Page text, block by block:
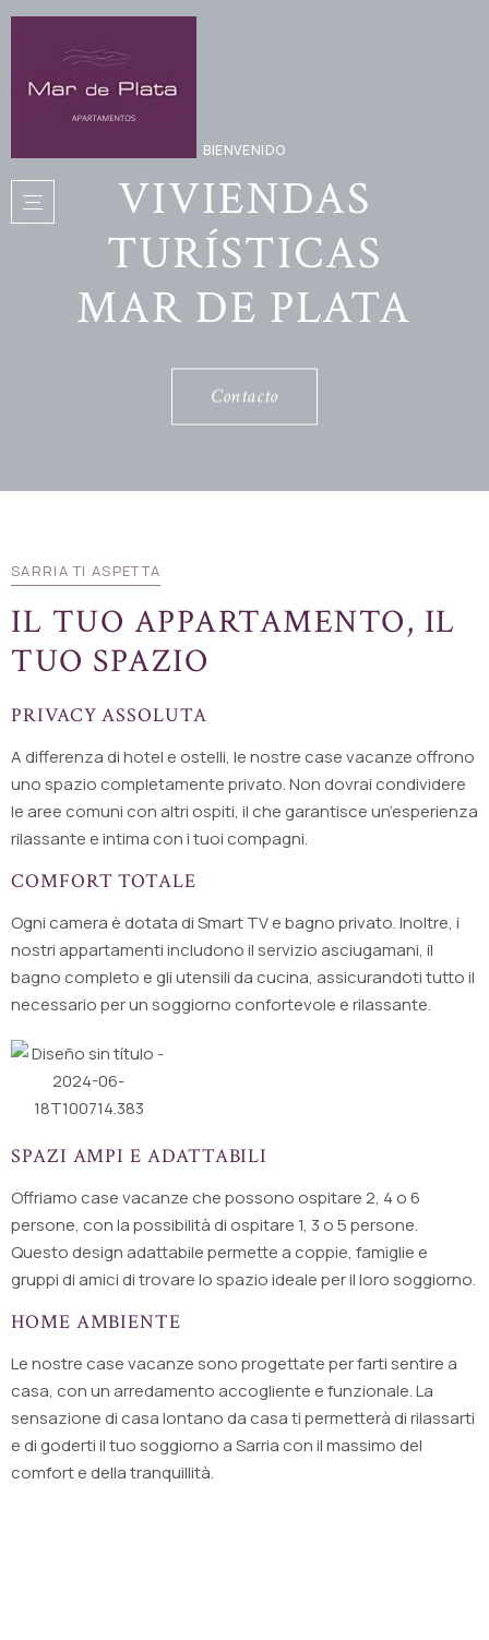
BIENVENIDO
VIVIENDAS
TURÍSTICAS
MAR DE PLATA
Contacto
SARRIA TI ASPETTA
IL TUO APPARTAMENTO, IL
TUO SPAZIO
PRIVACY ASSOLUTA
A differenza di hotel e ostelli, le nostre case vacanze offrono
uno spazio completamente privato. Non dovrai condividere
le aree comuni con altri ospiti, il che garantisce un’esperienza
rilassante e intima con i tuoi compagni.
COMFORT TOTALE
Ogni camera è dotata di Smart TV e bagno privato. Inoltre, i
nostri appartamenti includono il servizio asciugamani, il
bagno completo e gli utensili da cucina, assicurandoti tutto il
necessario per un soggiorno confortevole e rilassante.
SPAZI AMPI E ADATTABILI
Offriamo case vacanze che possono ospitare 2, 4 o 6
persone, con la possibilità di ospitare 1, 3 o 5 persone.
Questo design adattabile permette a coppie, famiglie e
gruppi di amici di trovare lo spazio ideale per il loro soggiorno.
HOME AMBIENTE
Le nostre case vacanze sono progettate per farti sentire a
casa, con un arredamento accogliente e funzionale. La
sensazione di casa lontano da casa ti permetterà di rilassarti
e di goderti il tuo soggiorno a Sarria con il massimo del
comfort e della tranquillità.